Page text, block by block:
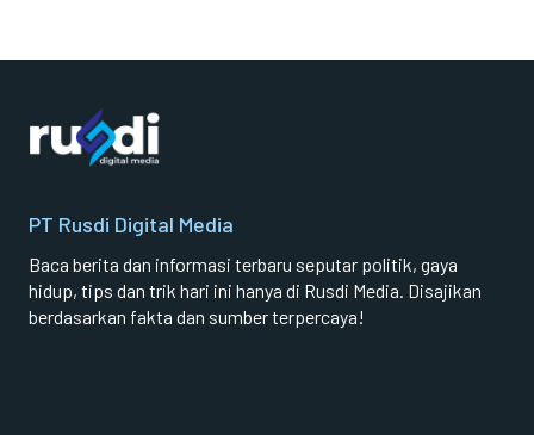
PT Rusdi Digital Media
Baca berita dan informasi terbaru seputar politik, gaya
hidup, tips dan trik hari ini hanya di Rusdi Media. Disajikan
berdasarkan fakta dan sumber terpercaya!